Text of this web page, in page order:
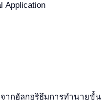
Application
จากอัลกอริธึมการทำนายขั้น